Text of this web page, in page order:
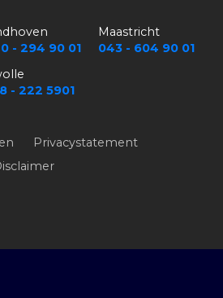
- 294 90 01
Maastricht
043 - 604 90 01
- 222 5901
Privacystatement